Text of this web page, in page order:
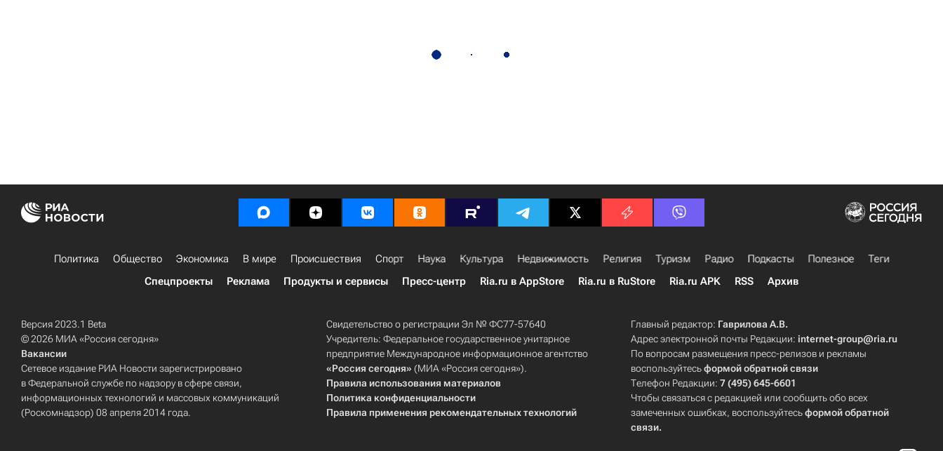
Политика Общество Экономика В мире Происшествия Спорт Наука Культура Недвижимость Религия Туризм Радио Подкасты Полезное
Теги
Спецпроекты
Реклама Продукты и сервисы Пресс-центр Ria.ru в AppStore Ria.ru в RuStore Ria.ru APK RSS Архив
Версия 2023.1 Beta
© 2026 МИА «Россия сегодня»
Вакансии
Сетевое издание РИА Новости зарегистрировано
в Федеральной службе по надзору в сфере связи,
информационных технологий и массовых коммуникаций
(Роскомнадзор) 08 апреля 2014 года.
Свидетельство о регистрации Эл № ФС77-57640
Учредитель: Федеральное государственное унитарное
предприятие Международное информационное агентство
«Россия сегодня» (МИА «Россия сегодня»).
Правила использования материалов
Политика конфиденциальности
Правила применения рекомендательных технологий
Главный редактор: Гаврилова А.В.
Адрес электронной почты Редакции:internet-group@ria.ru
По вопросам размещения пресс-релизов и рекламы
воспользуйтесьформой обратной связи
Телефон Редакции:7 (495) 645-6601
Чтобы связаться с редакцией или сообщить обо всех
замеченных ошибках, воспользуйтесьформой обратной
связи.